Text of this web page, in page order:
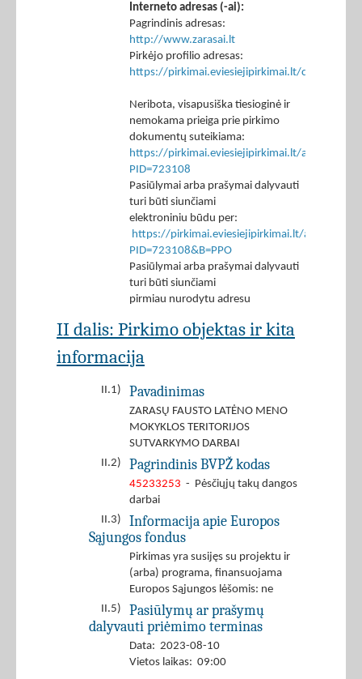
Interneto adresas (-ai):
Pagrindinis adresas:
http://www.zarasai.lt
Pirkėjo profilio adresas:
https://pirkimai.eviesiejipirkimai.lt/ctm/
Neribota, visapusiška tiesioginė ir
nemokama prieiga prie pirkimo
dokumentų suteikiama:
https://pirkimai.eviesiejipirkimai.lt/app/rfq/
PID=723108
Pasiūlymai arba prašymai dalyvauti
turi būti siunčiami
elektroniniu būdu per:
https://pirkimai.eviesiejipirkimai.lt/app/rfq/
PID=723108&B=PPO
Pasiūlymai arba prašymai dalyvauti
turi būti siunčiami
pirmiau nurodytu adresu
II dalis: Pirkimo objektas ir kita
informacija
II.1) Pavadinimas
ZARASŲ FAUSTO LATĖNO MENO
MOKYKLOS TERITORIJOS
SUTVARKYMO DARBAI
II.2)
Pagrindinis BVPŽ kodas
45233253 - Pėsčiųjų takų dangos
darbai
II.3)
Informacija apie Europos
Sąjungos fondus
Pirkimas yra susijęs su projektu ir
(arba) programa, finansuojama
Europos Sąjungos lėšomis: ne
II.5)
Pasiūlymų ar prašymų
dalyvauti priėmimo terminas
Data: 2023-08-10
Vietos laikas: 09:00